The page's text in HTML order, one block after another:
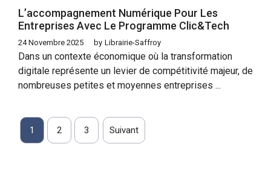
L’accompagnement Numérique Pour Les
Entreprises Avec Le Programme Clic&Tech
24 Novembre 2025 by Librairie-Saffroy
Dans un contexte économique où la transformation
digitale représente un levier de compétitivité majeur, de
nombreuses petites et moyennes entreprises ...
1 2 3 Suivant